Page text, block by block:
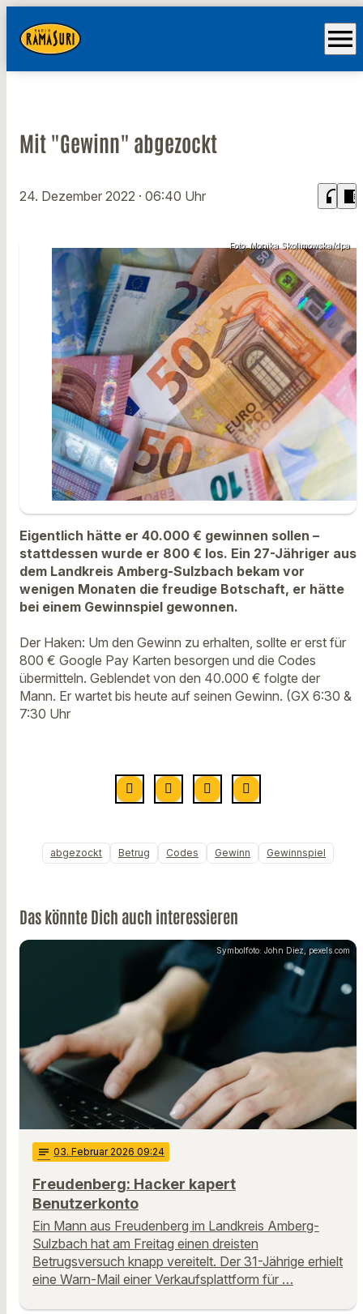
menu
Mit "Gewinn" abgezockt
24. Dezember 2022 · 06:40 Uhr headphones chrome_reader_mode
Foto: Monika Skolimowska/dpa
Eigentlich hätte er 40.000 € gewinnen sollen –
stattdessen wurde er 800 € los. Ein 27-Jähriger aus
dem Landkreis Amberg-Sulzbach bekam vor
wenigen Monaten die freudige Botschaft, er hätte
bei einem Gewinnspiel gewonnen.
Der Haken: Um den Gewinn zu erhalten, sollte er erst für
800 € Google Pay Karten besorgen und die Codes
übermitteln. Geblendet von den 40.000 € folgte der
Mann. Er wartet bis heute auf seinen Gewinn. (GX 6:30 &
7:30 Uhr
abgezockt Betrug Codes Gewinn Gewinnspiel
Das könnte Dich auch interessieren
Symbolfoto: John Diez, pexels.com
notes 03. Februar 2026 09:24
Freudenberg: Hacker kapert
Benutzerkonto
Ein Mann aus Freudenberg im Landkreis Amberg-
Sulzbach hat am Freitag einen dreisten
Betrugsversuch knapp vereitelt. Der 31-Jährige erhielt
eine Warn-Mail einer Verkaufsplattform für …